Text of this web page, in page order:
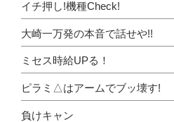
イチ押し!機種Check!
大崎一万発の本音で話せや!!
ミセス時給UPる！
ピラミ△はアームでブッ壊す!
負けキャン